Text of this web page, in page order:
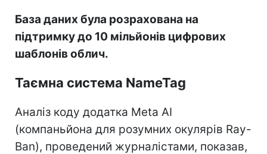
База даних була розрахована на
підтримку до 10 мільйонів цифрових
шаблонів облич.
Таємна система NameTag
Аналіз коду додатка Meta AI
(компаньйона для розумних окулярів Ray-
Ban), проведений журналістами, показав,